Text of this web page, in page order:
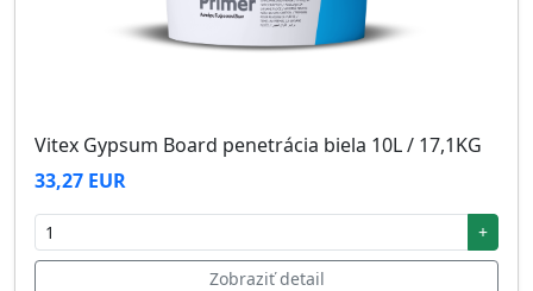
Vitex Gypsum Board penetrácia biela 10L / 17,1KG
33,27 EUR
+
Zobraziť detail